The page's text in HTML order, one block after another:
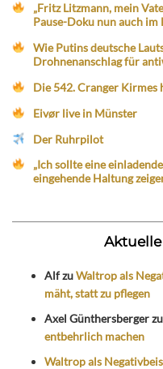
„Fritz Litzmann, mein
Pause-Doku nun auch im
Wie Putins deutsche
Drohnenanschlag für
Die 542. Cranger Kirmes
Eivør live in Münster
Der Ruhrpilot
„Ich sollte eine
eingehende Haltung
AlfzuWaltrop als
mäht, statt zu pflegen
Axel Günthersbergerzu
entbehrlich machen
Waltrop als